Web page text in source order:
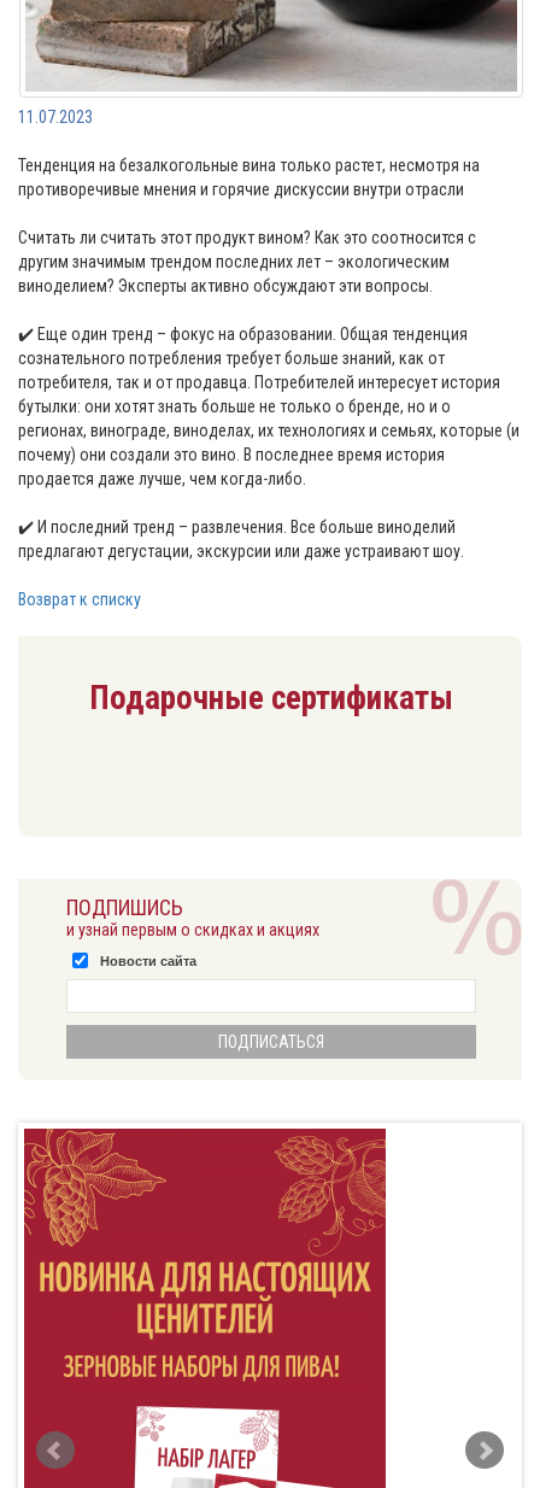
11.07.2023
Тенденция на безалкогольные вина только растет, несмотря на
противоречивые мнения и горячие дискуссии внутри отрасли
Считать ли считать этот продукт вином? Как это соотносится с
другим значимым трендом последних лет – экологическим
виноделием? Эксперты активно обсуждают эти вопросы.
✔️ Еще один тренд – фокус на образовании. Общая тенденция
сознательного потребления требует больше знаний, как от
потребителя, так и от продавца. Потребителей интересует история
бутылки: они хотят знать больше не только о бренде, но и о
регионах, винограде, виноделах, их технологиях и семьях, которые (и
почему) они создали это вино. В последнее время история
продается даже лучше, чем когда-либо.
✔️ И последний тренд – развлечения. Все больше виноделий
предлагают дегустации, экскурсии или даже устраивают шоу.
Возврат к списку
Подарочные сертификаты
ПОДПИШИСЬ
и узнай первым о скидках и акциях
Новости сайта